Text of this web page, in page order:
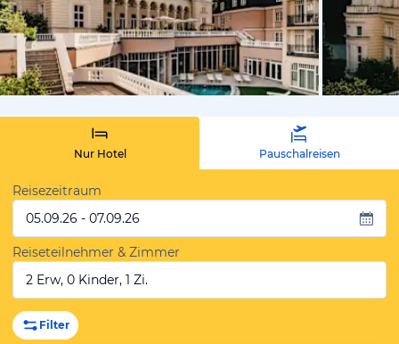
vom
Nur Hotel Pauschalreisen
Reisezeitraum
05.09.26 - 07.09.26
Reiseteilnehmer & Zimmer
2 Erw, 0 Kinder, 1 Zi.
Filter